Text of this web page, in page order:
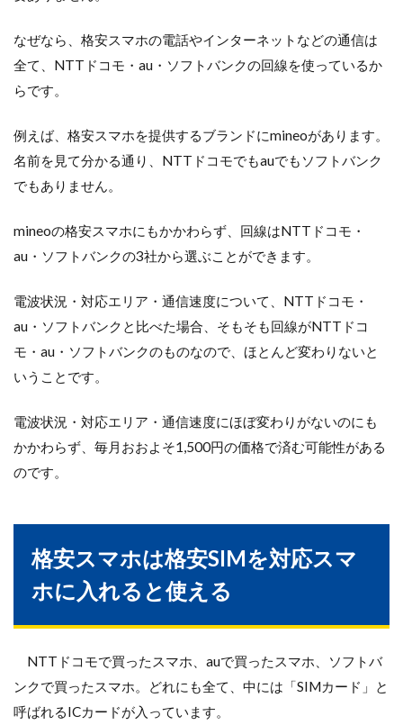
なぜなら、格安スマホの電話やインターネットなどの通信は
全て、NTTドコモ・au・ソフトバンクの回線を使っているか
らです。
例えば、格安スマホを提供するブランドにmineoがあります。
名前を見て分かる通り、NTTドコモでもauでもソフトバンク
でもありません。
mineoの格安スマホにもかかわらず、回線はNTTドコモ・
au・ソフトバンクの3社から選ぶことができます。
電波状況・対応エリア・通信速度について、NTTドコモ・
au・ソフトバンクと比べた場合、そもそも回線がNTTドコ
モ・au・ソフトバンクのものなので、ほとんど変わりないと
いうことです。
電波状況・対応エリア・通信速度にほぼ変わりがないのにも
かかわらず、毎月おおよそ1,500円の価格で済む可能性がある
のです。
格安スマホは格安SIMを対応スマ
ホに入れると使える
NTTドコモで買ったスマホ、auで買ったスマホ、ソフトバ
ンクで買ったスマホ。どれにも全て、中には「SIMカード」と
呼ばれるICカードが入っています。